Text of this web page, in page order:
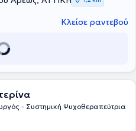
Κλείσε ραντεβού
- Συστημική Ψυχοθεραπεύτρια